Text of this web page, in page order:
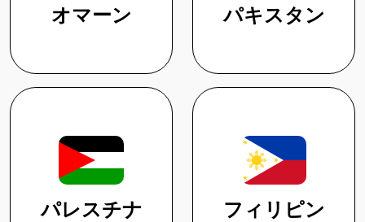
オマーン パキスタン
パレスチナ フィリピン